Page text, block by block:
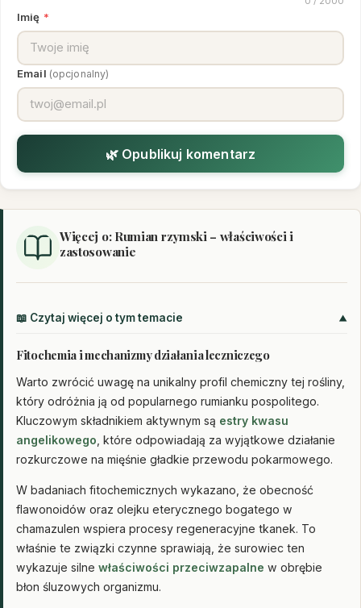
Imię *
Email (opcjonalny)
🌿 Opublikuj komentarz
Więcej o: Rumian rzymski – właściwości i
zastosowanie
📖 Czytaj więcej o tym temacie
Fitochemia i mechanizmy działania leczniczego
Warto zwrócić uwagę na unikalny profil chemiczny tej rośliny,
który odróżnia ją od popularnego rumianku pospolitego.
Kluczowym składnikiem aktywnym są estry kwasu
angelikowego , które odpowiadają za wyjątkowe działanie
rozkurczowe na mięśnie gładkie przewodu pokarmowego.
W badaniach fitochemicznych wykazano, że obecność
flawonoidów oraz olejku eterycznego bogatego w
chamazulen wspiera procesy regeneracyjne tkanek. To
właśnie te związki czynne sprawiają, że surowiec ten
wykazuje silne właściwości przeciwzapalne w obrębie
błon śluzowych organizmu.